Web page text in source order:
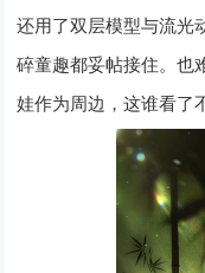
还用了双层模型与流光
碎童趣都妥帖接住。也
娃作为周边，这谁看了